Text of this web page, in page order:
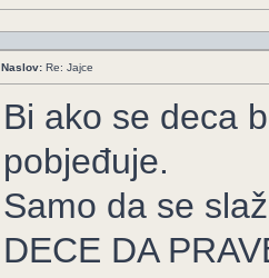
Naslov: Re: Jajce
Bi ako se deca
pobjeđuje.
Samo da se
DECE DA